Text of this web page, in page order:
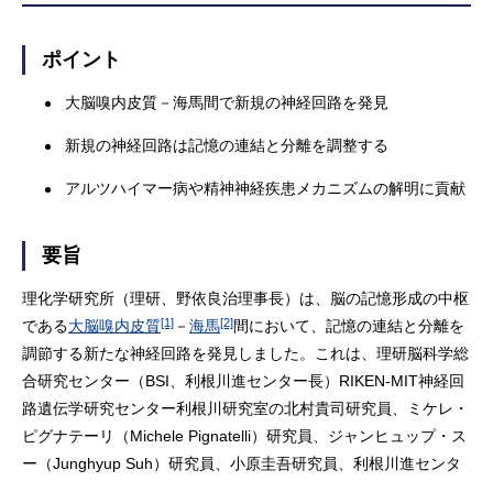
ポイント
大脳嗅内皮質－海馬間で新規の神経回路を発見
新規の神経回路は記憶の連結と分離を調整する
アルツハイマー病や精神神経疾患メカニズムの解明に貢献
要旨
理化学研究所（理研、野依良治理事長）は、脳の記憶形成の中枢
である大脳嗅内皮質[1] － 海馬[2]間において、記憶の連結と分離を
調節する新たな神経回路を発見しました。これは、理研脳科学総
合研究センター（BSI、利根川進センター長）RIKEN-MIT神経回
路遺伝学研究センター利根川研究室の北村貴司研究員、ミケレ・
ピグナテーリ（Michele Pignatelli）研究員、ジャンヒュップ・ス
ー（Junghyup Suh）研究員、小原圭吾研究員、利根川進センタ